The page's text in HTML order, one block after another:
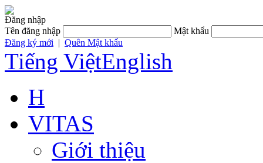
Đăng nhập
Tên đăng nhập
Mật khẩu
Đăng ký mới | Quên Mật khẩu
Tiếng ViệtEnglish
H
VITAS
Giới thiệu